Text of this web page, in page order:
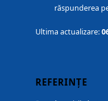
răspunderea
Ultima actualizare:
REFERINȚE